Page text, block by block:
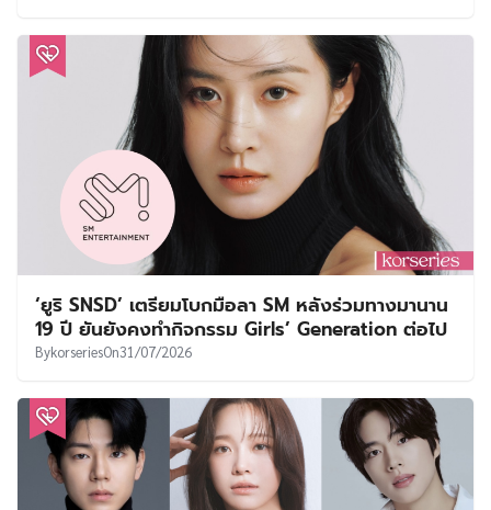
‘ยูริ SNSD’ เตรียมโบกมือลา SM หลังร่วมทางมานาน
19 ปี ยันยังคงทำกิจกรรม Girls’ Generation ต่อไป
BykorseriesOn31/07/2026